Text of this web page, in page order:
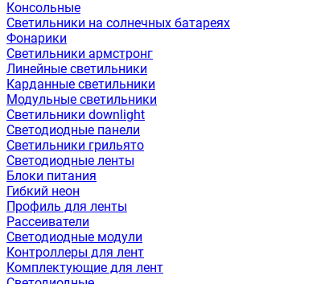
Консольные
Светильники на солнечных батареях
Фонарики
Светильники армстронг
Линейные светильники
Карданные светильники
Модульные светильники
Светильники downlight
Светодиодные панели
Светильники грильято
Светодиодные ленты
Блоки питания
Гибкий неон
Профиль для ленты
Рассеиватели
Светодиодные модули
Контроллеры для лент
Комплектующие для лент